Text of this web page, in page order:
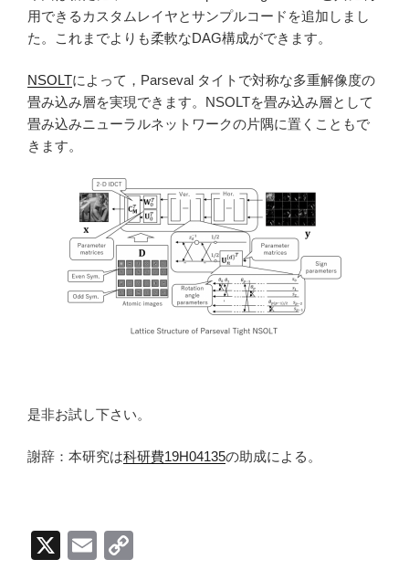
用できるカスタムレイヤとサンプルコードを追加しまし
た。これまでよりも柔軟なDAG構成ができます。
NSOLTによって，Parseval タイトで対称な多重解像度の
畳み込み層を実現できます。NSOLTを畳み込み層として
畳み込みニューラルネットワークの片隅に置くこともで
きます。
是非お試し下さい。
謝辞：本研究は科研費19H04135の助成による。
X
E